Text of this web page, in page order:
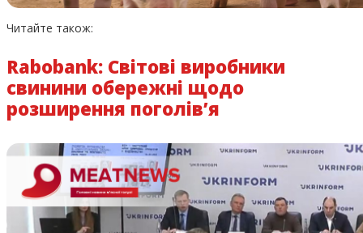
Читайте також:
Rabobank: Світові виробники
свинини обережні щодо
розширення поголів’я